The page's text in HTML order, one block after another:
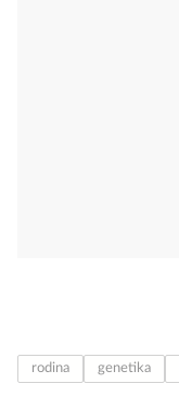
rodina genetika